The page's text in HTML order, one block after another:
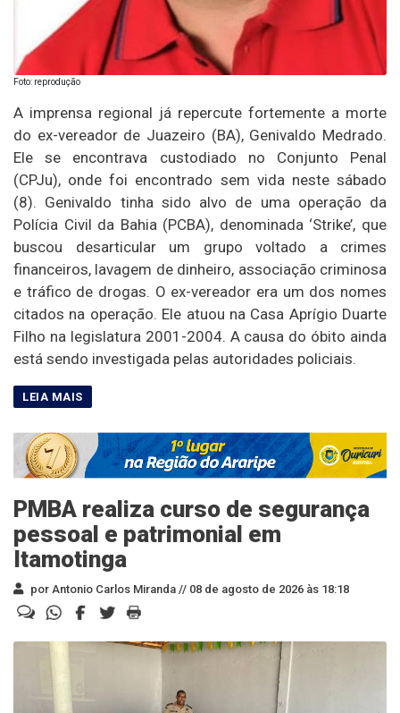
Foto: reprodução
A imprensa regional já repercute fortemente a morte
do ex-vereador de Juazeiro (BA), Genivaldo Medrado.
Ele se encontrava custodiado no Conjunto Penal
(CPJu), onde foi encontrado sem vida neste sábado
(8). Genivaldo tinha sido alvo de uma operação da
Polícia Civil da Bahia (PCBA), denominada ‘Strike’, que
buscou desarticular um grupo voltado a crimes
financeiros, lavagem de dinheiro, associação criminosa
e tráfico de drogas. O ex-vereador era um dos nomes
citados na operação. Ele atuou na Casa Aprígio Duarte
Filho na legislatura 2001-2004. A causa do óbito ainda
está sendo investigada pelas autoridades policiais.
PMBA realiza curso de segurança
pessoal e patrimonial em
Itamotinga
por Antonio Carlos Miranda // 08 de agosto de 2026 às 18:18